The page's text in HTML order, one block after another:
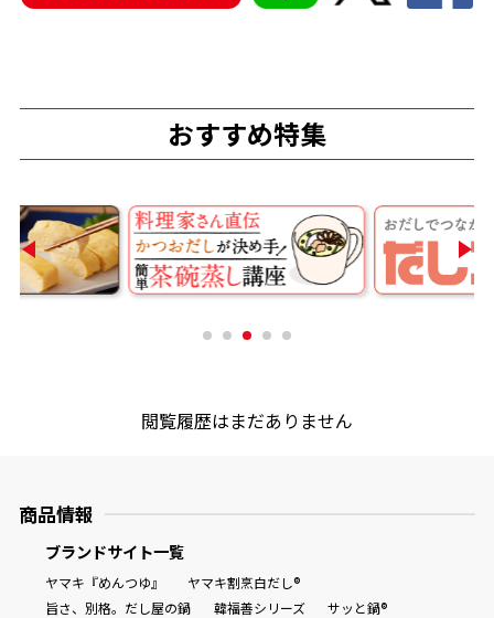
だし粉
商品情報一覧
氷熟®︎
だしパック
おすすめ特集
閲覧履歴はまだありません
商品情報
ブランドサイト一覧
ヤマキ『めんつゆ』
ヤマキ割烹白だし®
旨さ、別格。だし屋の鍋
韓福善シリーズ
サッと鍋®